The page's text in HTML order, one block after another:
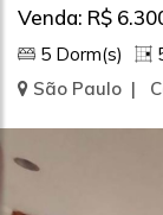
Venda: R$
5 Dorm(s)
São Paulo |